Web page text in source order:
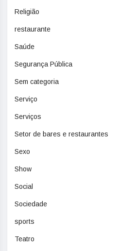
Religião
restaurante
Saúde
Segurança Pública
Sem categoria
Serviço
Serviços
Setor de bares e restaurantes
Sexo
Show
Social
Sociedade
sports
Teatro